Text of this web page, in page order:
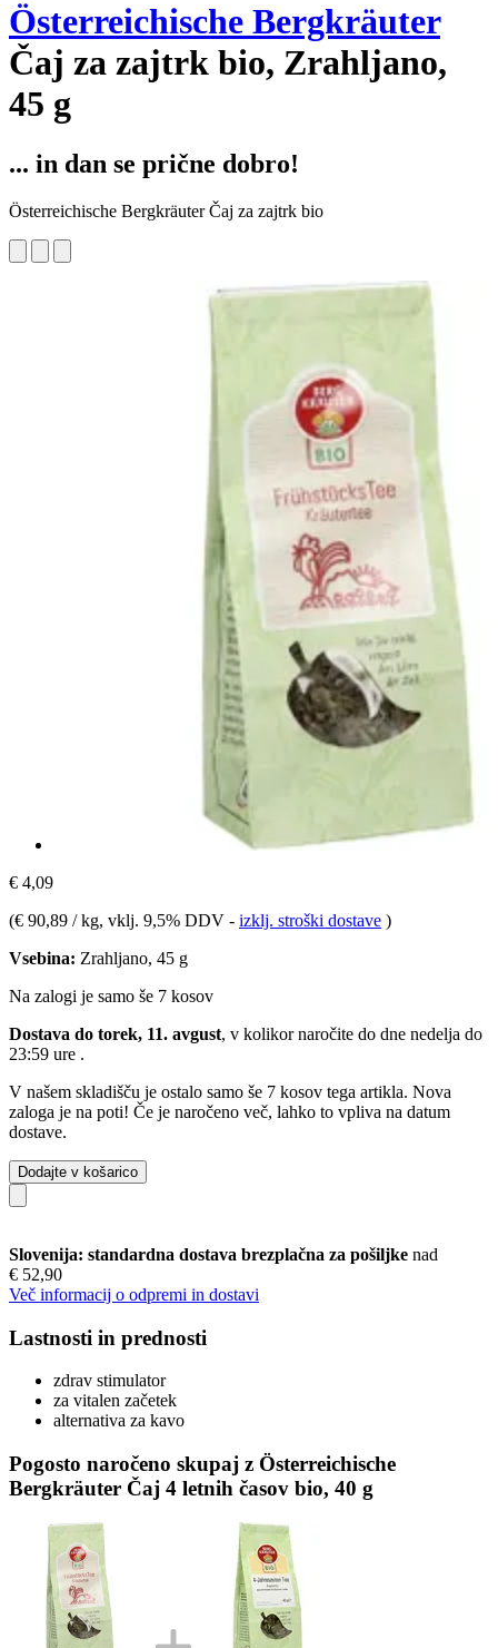
Österreichische Bergkräuter
Čaj za zajtrk bio, Zrahljano,
45 g
... in dan se prične dobro!
Österreichische Bergkräuter Čaj za zajtrk bio
€ 4,09
(€ 90,89 / kg, vklj. 9,5% DDV - izklj. stroški dostave )
Vsebina: Zrahljano, 45 g
Na zalogi je samo še 7 kosov
Dostava do torek, 11. avgust, v kolikor naročite do dne nedelja do
23:59 ure .
V našem skladišču je ostalo samo še 7 kosov tega artikla. Nova
zaloga je na poti! Če je naročeno več, lahko to vpliva na datum
dostave.
Dodajte v košarico
Slovenija: standardna dostava brezplačna za pošiljke nad
€ 52,90
Več informacij o odpremi in dostavi
Lastnosti in prednosti
zdrav stimulator
za vitalen začetek
alternativa za kavo
Pogosto naročeno skupaj z Österreichische
Bergkräuter Čaj 4 letnih časov bio, 40 g